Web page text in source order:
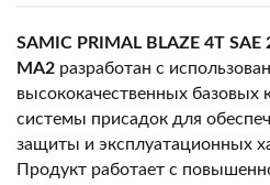
SAMIC PRIMAL BLAZE 4T
MA2 разработан с
высококачественных базовых
системы присадок для
защиты и эксплуатационных
Продукт работает с